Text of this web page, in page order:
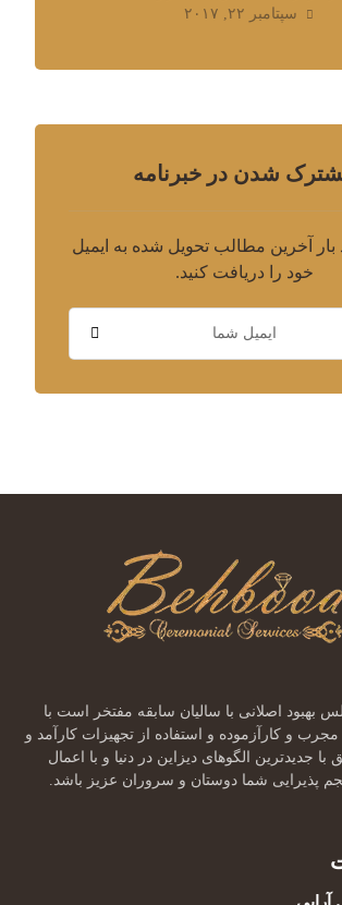
سپتامبر ۲۲, ۲۰۱۷
شدن در خبرنامه
بار آخرین مطالب تحویل شده به ایمیل
خود را دریافت کنید.
بهبود اصلانی با سالیان سابقه مفتخر است با
و کارآزموده و استفاده از تجهیزات کارآمد و
جدیدترین الگوهای دیزاین در دنیا و با اعمال
پذیرایی شما دوستان و سروران عزیز باشد.